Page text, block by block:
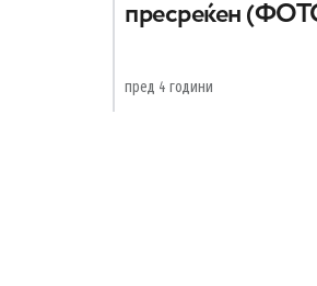
пресреќен
пред 4 години